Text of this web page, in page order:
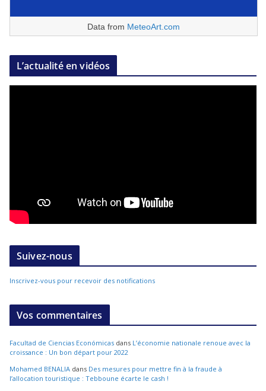
Data from MeteoArt.com
L’actualité en vidéos
Suivez-nous
Inscrivez-vous pour recevoir des notifications
Vos commentaires
Facultad de Ciencias Económicas dans L’économie nationale renoue avec la
croissance : Un bon départ pour 2022
Mohamed BENALIA dans Des mesures pour mettre fin à la fraude à
l’allocation touristique : Tebboune écarte le cash !